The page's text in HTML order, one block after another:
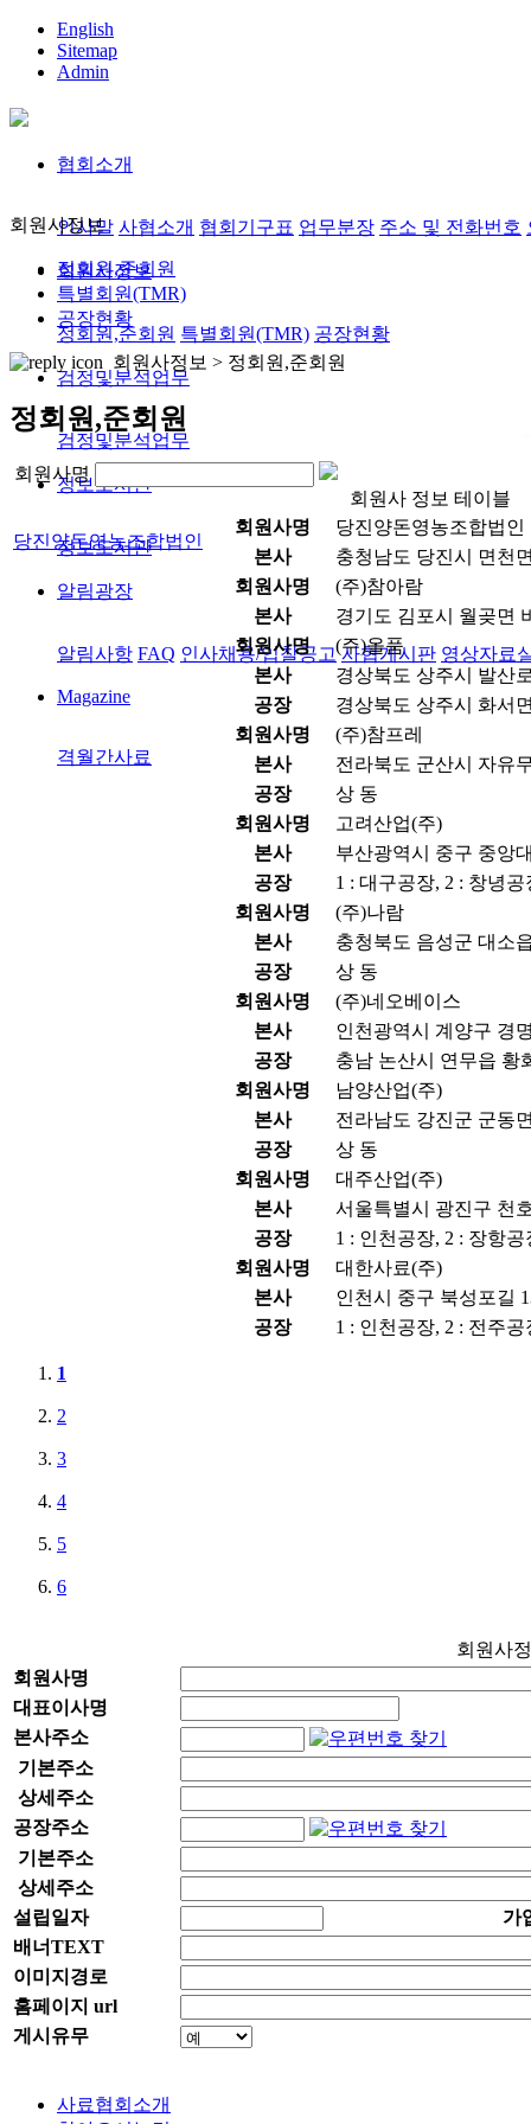
English
Sitemap
Admin
협회소개
인사말 사협소개 협회기구표 업무분장 주소 및 전화번호
회원사정보
정회원,준회원 특별회원(TMR) 공장현황
검정및분석업무
검정및분석업무
정보도서관
정보도서관
알림광장
알림사항 FAQ 인사채용/입찰공고 사협게시판 영상자료
Magazine
격월간사료
회원사정보
정회원,준회원
특별회원(TMR)
공장현황
회원사정보 > 정회원,준회원
정회원,준회원
회원사명
회원사 정보 테이블
당진양돈영농조합법인
회원사명
당진양돈영농조합법인
본사
충청남도 당진시 면천
회원사명
(주)참아람
본사
경기도 김포시 월곶면
회원사명
(주)올품
본사
경상북도 상주시 발산
공장
경상북도 상주시 화서
회원사명
(주)참프레
본사
전라북도 군산시 자유
공장
상 동
회원사명
고려산업(주)
본사
부산광역시 중구 중앙
공장
1 : 대구공장, 2 : 창녕공
회원사명
(주)나람
본사
충청북도 음성군 대소
공장
상 동
회원사명
(주)네오베이스
본사
인천광역시 계양구 경
공장
충남 논산시 연무읍 황
회원사명
남양산업(주)
본사
전라남도 강진군 군동
공장
상 동
회원사명
대주산업(주)
본사
서울특별시 광진구 천
공장
1 : 인천공장, 2 : 장항공
회원사명
대한사료(주)
본사
인천시 중구 북성포길
공장
1 : 인천공장, 2 : 전주
1
2
3
4
5
6
회원사
회원사명
대표이사명
본사주소
기본주소
상세주소
공장주소
기본주소
상세주소
설립일자
가
배너TEXT
이미지경로
홈페이지 url
게시유무
사료협회소개